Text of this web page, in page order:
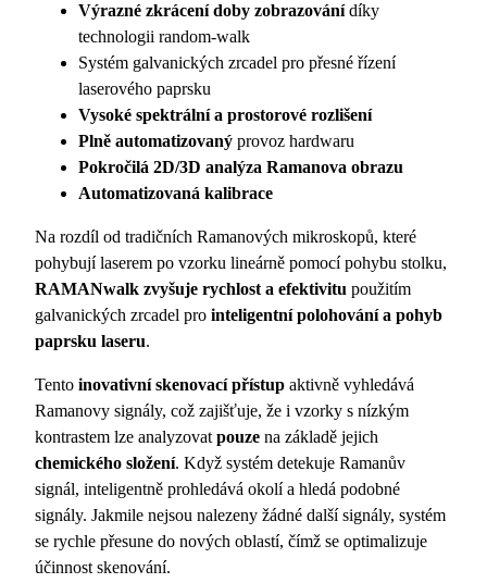
Výrazné zkrácení doby zobrazovánídíky
technologii random-walk
Systém galvanických zrcadel pro přesné řízení
laserového paprsku
Vysoké spektrální a prostorové rozlišení
Plně automatizovaný provoz hardwaru
Pokročilá 2D/3D analýza Ramanova obrazu
Automatizovaná kalibrace
Na rozdíl od tradičních Ramanových mikroskopů, které
pohybují laserem po vzorku lineárně pomocí pohybu stolku,
RAMANwalk zvyšuje rychlost a efektivitu použitím
galvanických zrcadel pro inteligentní polohování a pohyb
paprsku laseru.
Tento inovativní skenovací přístup aktivně vyhledává
Ramanovy signály, což zajišťuje, že i vzorky s nízkým
kontrastem lze analyzovat pouze na základě jejich
chemického složení. Když systém detekuje Ramanův
signál, inteligentně prohledává okolí a hledá podobné
signály. Jakmile nejsou nalezeny žádné další signály, systém
se rychle přesune do nových oblastí, čímž se optimalizuje
účinnost skenování.